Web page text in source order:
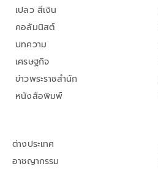
เปลว สีเงิน
คอลัมนิสต์
บทความ
เศรษฐกิจ
ข่าวพระราชสำนัก
หนังสือพิมพ์
ต่างประเทศ
อาชญากรรม